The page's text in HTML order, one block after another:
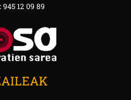
945 12 09 89